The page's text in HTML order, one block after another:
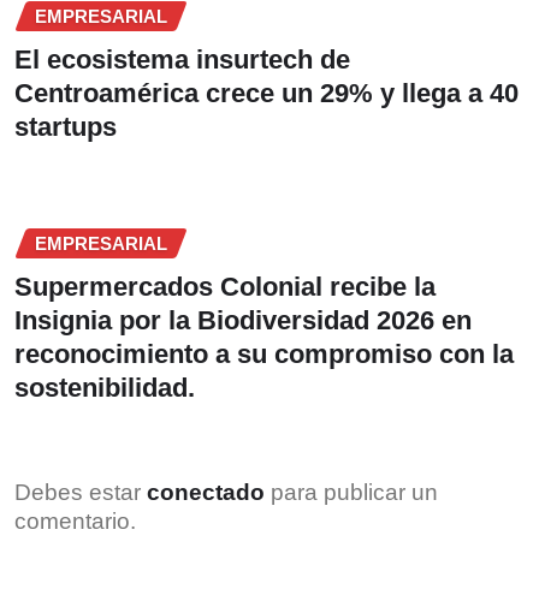
EMPRESARIAL
El ecosistema insurtech de
Centroamérica crece un 29% y llega a 40
startups
EMPRESARIAL
Supermercados Colonial recibe la
Insignia por la Biodiversidad 2026 en
reconocimiento a su compromiso con la
sostenibilidad.
Debes estar conectado para publicar un
comentario.